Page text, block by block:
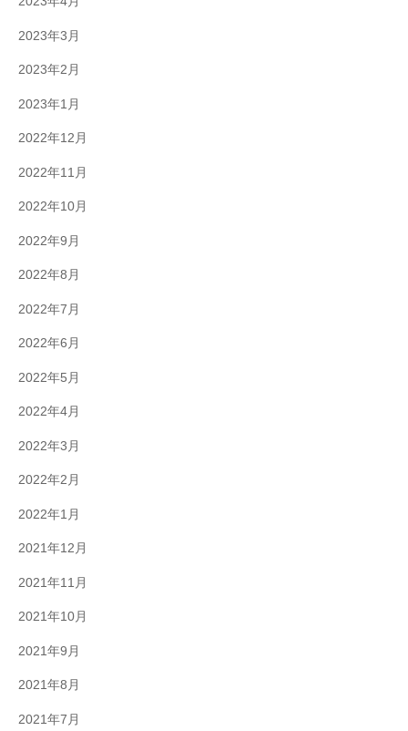
2023年3月
2023年2月
2023年1月
2022年12月
2022年11月
2022年10月
2022年9月
2022年8月
2022年7月
2022年6月
2022年5月
2022年4月
2022年3月
2022年2月
2022年1月
2021年12月
2021年11月
2021年10月
2021年9月
2021年8月
2021年7月